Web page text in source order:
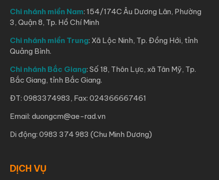
Chi nhánh miền Nam: 154/174C Âu Dương Lân, Phường
3, Quận 8, Tp. Hồ Chí Minh
Chi nhánh miền Trung: Xã Lộc Ninh, Tp. Đồng Hới, tỉnh
Quảng Bình.
Chi nhánh Bắc Giang: Số 18, Thôn Lực, xã Tân Mỹ, Tp.
Bắc Giang, tỉnh Bắc Giang.
ĐT: 0983374983, Fax: 024366667461
Email: duongcm@ae-rad.vn
Di động: 0983 374 983 (Chu Minh Dương)
DỊCH VỤ